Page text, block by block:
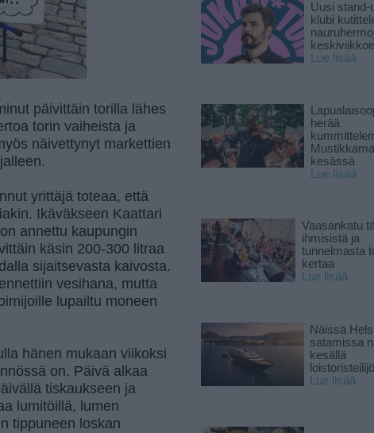
päivittäin torilla lähes
torin vaiheista ja
näivettynyt markettien
yrittäjä toteaa, että
Ikäväkseen Kaattari
annettu kaupungin
käsin 200-300 litraa
sijaitsevasta kaivosta.
vesihana, mutta
lupailtu moneen
hänen mukaan viikoksi
on. Päivä alkaa
tiskaukseen ja
lumitöillä, lumen
tippuneen loskan
Uusi stand-
klubi
Lue lisää
herää
kesässä
Lue lisää
Vaasankatu
ihmisistä ja
tunnelmasta
kertaa
Lue lisää
Näissä
satamissa
kesällä
Lue lisää